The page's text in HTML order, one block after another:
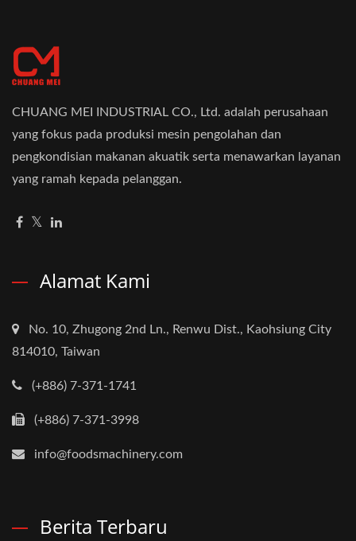
CHUANG MEI INDUSTRIAL CO., Ltd. adalah perusahaan
yang fokus pada produksi mesin pengolahan dan
pengkondisian makanan akuatik serta menawarkan layanan
yang ramah kepada pelanggan.
Alamat Kami
No. 10, Zhugong 2nd Ln., Renwu Dist., Kaohsiung City
814010, Taiwan
(+886) 7-371-1741
(+886) 7-371-3998
info@foodsmachinery.com
Berita Terbaru